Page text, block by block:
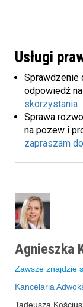
Usługi
Sprawdzenie
odpowiedź
skorzystania
Sprawa
na pozew i
zapraszam
Agnieszka
Zawsze znajdzie
Kancelaria
Tadeusza